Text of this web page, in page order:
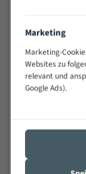
Positiver
Bandkörper
Legierte
Marketing
Marketing-
Websites zu
relevant und
Google Ads).